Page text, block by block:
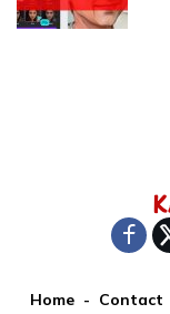
Home Contact